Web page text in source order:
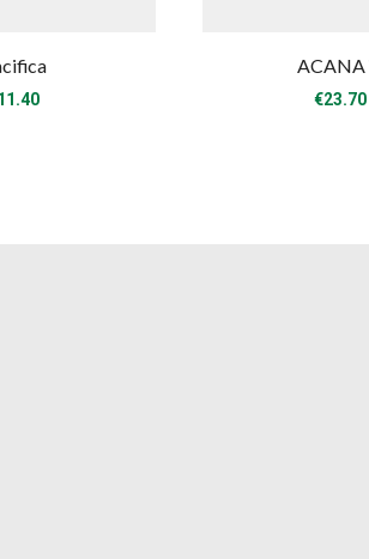
Price
ACANA
€23.70